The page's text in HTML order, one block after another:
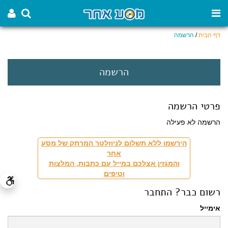
דף הבית/ הרשמה
הרשמה
פרטי הרשמה
הרשמה לא פעילה
הירשמו ללא תשלום לניוזלטר המרתק של מסע
אחר
והמגזין אצלכם במייל עם כתבות, המלצות
וטיפים
רשום כבר? התחבר
אימייל